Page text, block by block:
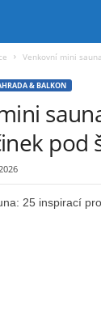
Venkovní mini
& BALKON
pod